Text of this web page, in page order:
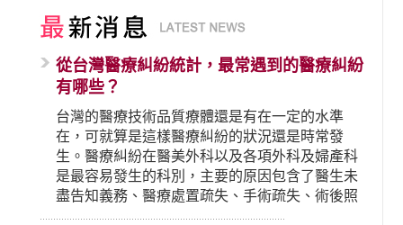
從台灣醫療糾紛統計，最常遇到的醫療糾紛
有哪些？
台灣的醫療技術品質療體還是有在一定的水準
在，可就算是這樣醫療糾紛的狀況還是時常發
生。醫療糾紛在醫美外科以及各項外科及婦產科
是最容易發生的科別，主要的原因包含了醫生未
盡告知義務、醫療處置疏失、手術疏失、術後照
顧失當、醫療費用的收取。雖然醫學進步，但醫